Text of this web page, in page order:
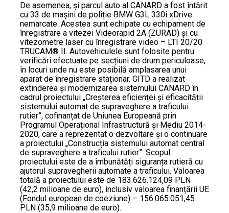
De asemenea, și parcul auto al CANARD a fost întărit
cu 33 de mașini de poliție BMW G3L 330i xDrive
nemarcate. Acestea sunt echipate cu echipament de
înregistrare a vitezei Videorapid 2A (ZURAD) și cu
vitezometre laser cu înregistrare video – LTI 20/20
TRUCAM® II. Autovehiculele sunt folosite pentru
verificări efectuate pe secțiuni de drum periculoase,
în locuri unde nu este posibilă amplasarea unui
aparat de înregistrare staționar. GITD a realizat
extinderea și modernizarea sistemului CANARD în
cadrul proiectului „Creșterea eficienței și eficacității
sistemului automat de supraveghere a traficului
rutier”, cofinanțat de Uniunea Europeană prin
Programul Operațional Infrastructură și Mediu 2014-
2020, care a reprezentat o dezvoltare și o continuare
a proiectului „Construcția sistemului automat central
de supraveghere a traficului rutier”. Scopul
proiectului este de a îmbunătăți siguranța rutieră cu
ajutorul supravegherii automate a traficului. Valoarea
totală a proiectului este de 183.626.124,09 PLN
(42,2 milioane de euro), inclusiv valoarea finanțării UE
(Fondul european de coeziune) – 156.065.051,45
PLN (35,9 milioane de euro).